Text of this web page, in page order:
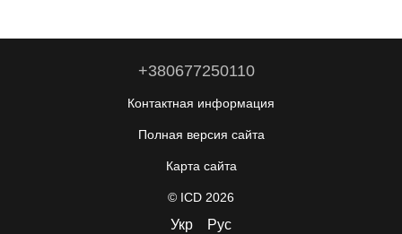
+380677250110
Контактная информация
Полная версия сайта
Карта сайта
© ICD 2026
Укр Рус